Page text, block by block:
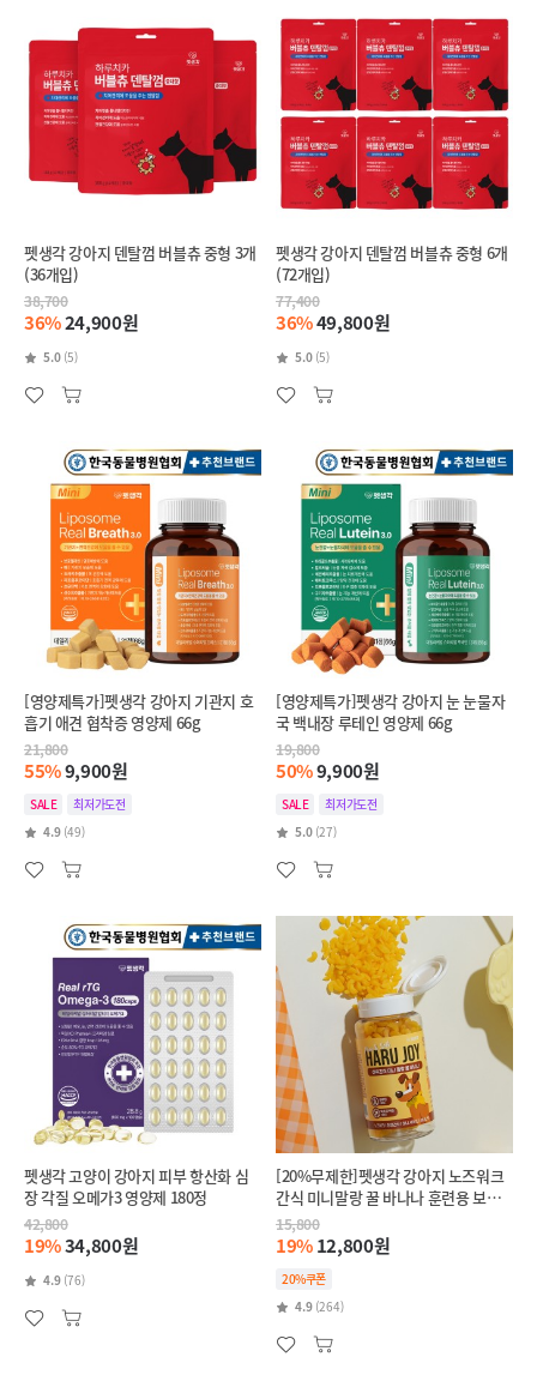
펫생각 강아지 덴탈껌 버블츄 중형 3개
(36개입)
38,700
36%24,900원
5.0 (5)
펫생각 강아지 덴탈껌 버블츄 중형 6개
(72개입)
77,400
36%49,800원
5.0 (5)
[영양제특가]펫생각 강아지 기관지 호
흡기 애견 협착증 영양제 66g
21,800
55%9,900원
SALE
최저가도전
4.9 (49)
[영양제특가]펫생각 강아지 눈 눈물자
국 백내장 루테인 영양제 66g
19,800
50%9,900원
SALE
최저가도전
5.0 (27)
펫생각 고양이 강아지 피부 항산화 심
장 각질 오메가3 영양제 180정
42,800
19%34,800원
4.9 (76)
[20%무제한]펫생각 강아지 노즈워크
간식 미니말랑 꿀 바나나 훈련용 보상
칭찬 간식 200g
15,800
19%12,800원
20%쿠폰
4.9 (264)